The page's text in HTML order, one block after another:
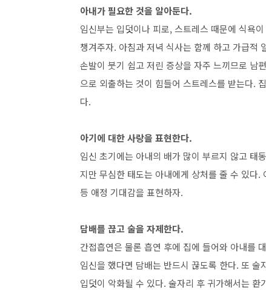
아내가 필요한 것을 알아둔다.
임신부는 입덧이나 피로, 스트레스 때문에 식욕
챙겨주자. 아침과 저녁 식사는 함께 하고 가급적
손발이 붓기 쉽고 저린 증상을 자주 느끼므로 남
으로 외출하는 것이 힘들어 스트레스를 받는다.
다.
아기에 대한 사랑을 표현한다.
임신 초기에는 아내의 배가 많이 부르지 않고 태
지만 무심한 태도는 아내에게 상처를 줄 수 있다
등 애정 기대감을 표현하자.
담배를 끊고 술을 자제한다.
간접흡연은 물론 흡연 후에 집에 들어와 아내를
임신을 했다면 담배는 반드시 끊도록 한다. 또
입덧이 악화될 수 있다. 술자리 후 귀가해서는